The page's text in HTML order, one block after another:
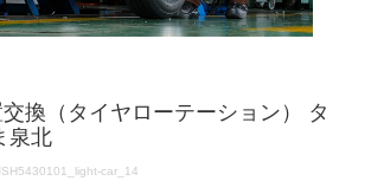
換（タイヤローテーション） タ
泉北
car_14